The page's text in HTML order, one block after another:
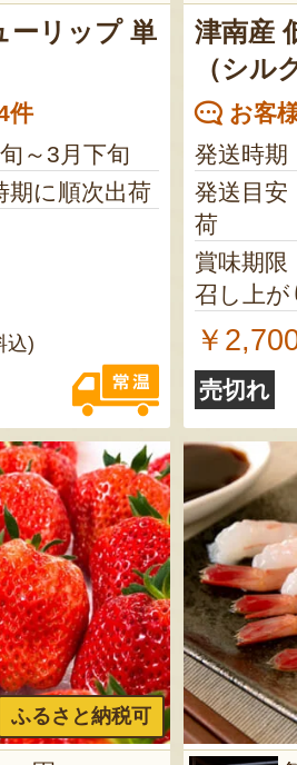
ーリップ 単
件
～3月下旬
期に順次出荷
込)
津南産
（シル
お客
発送時期
発送目安
荷
賞味期限
召し上
￥
売切れ
ふるさと納税可